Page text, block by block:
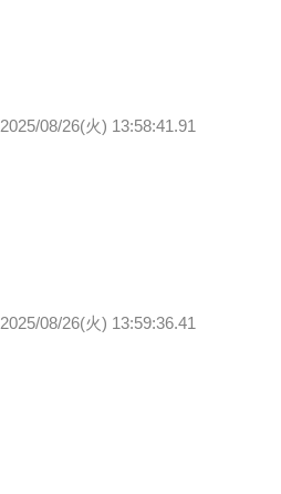
2025/08/26(火) 13:58:41.91
2025/08/26(火) 13:59:36.41